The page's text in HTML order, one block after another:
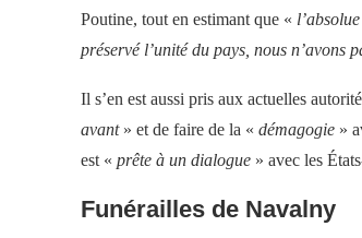
Poutine, tout en estimant que «
préservé l’unité du pays, nous n’avons
Il s’en est aussi pris aux actuelles
avant» et de faire de la « démagogie »
est « prête à un dialogue » avec les
Funérailles de Navalny